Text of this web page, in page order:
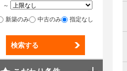
～
新築のみ
中古のみ 指定なし
検索する